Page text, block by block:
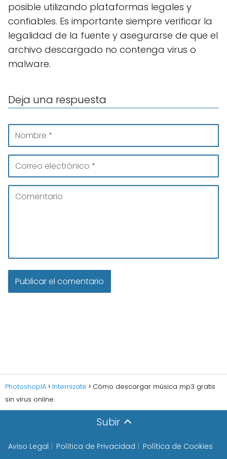
posible utilizando plataformas legales y
confiables. Es importante siempre verificar la
legalidad de la fuente y asegurarse de que el
archivo descargado no contenga virus o
malware.
Deja una respuesta
PhotoshopIA Internizate
Cómo descargar música mp3 gratis
sin virus online.
Subir
Aviso Legal Política de Privacidad Política de Cookies